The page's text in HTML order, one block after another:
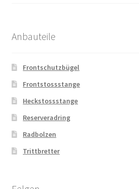
Anbauteile
Frontschutzbügel
Frontstossstange
Heckstossstange
Reserveradring
Radbolzen
Trittbretter